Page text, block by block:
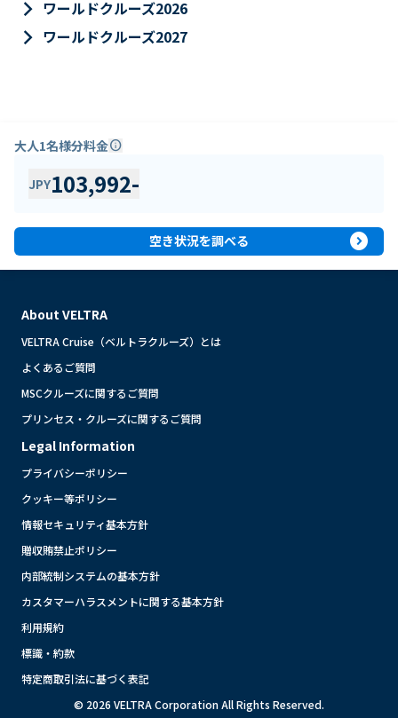
keyboard_arrow_right ワールドクルーズ2026
keyboard_arrow_right ワールドクルーズ2027
大人1名様分料金info
JPY103,992-
空き状況を調べる expand_circle_right
About VELTRA
VELTRA Cruise（ベルトラクルーズ）とは
よくあるご質問
MSCクルーズに関するご質問
プリンセス・クルーズに関するご質問
Legal Information
プライバシーポリシー
クッキー等ポリシー
情報セキュリティ基本方針
贈収賄禁止ポリシー
内部統制システムの基本方針
カスタマーハラスメントに関する基本方針
利用規約
標識・約款
特定商取引法に基づく表記
© 2026 VELTRA Corporation All Rights Reserved.